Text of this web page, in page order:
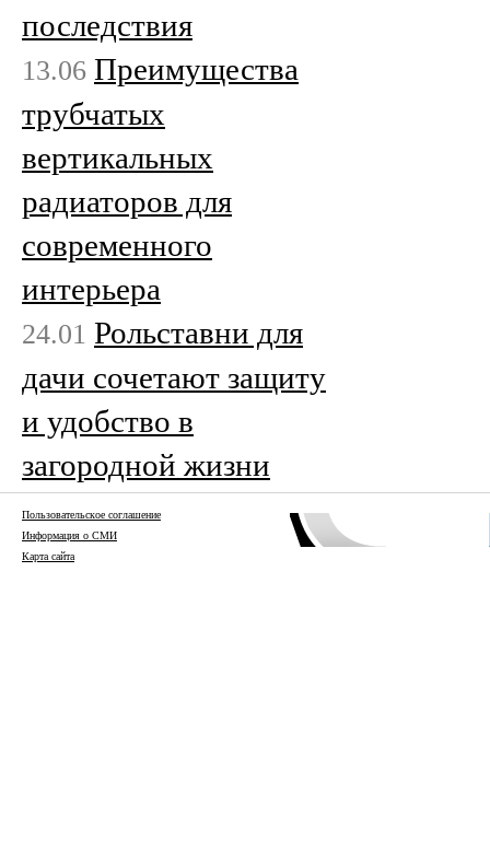
последствия
13.06 Преимущества
трубчатых
вертикальных
радиаторов для
современного
интерьера
24.01 Рольставни для
дачи сочетают защиту
и удобство в
загородной жизни
Пользовательское соглашение
Информация о СМИ
Карта сайта